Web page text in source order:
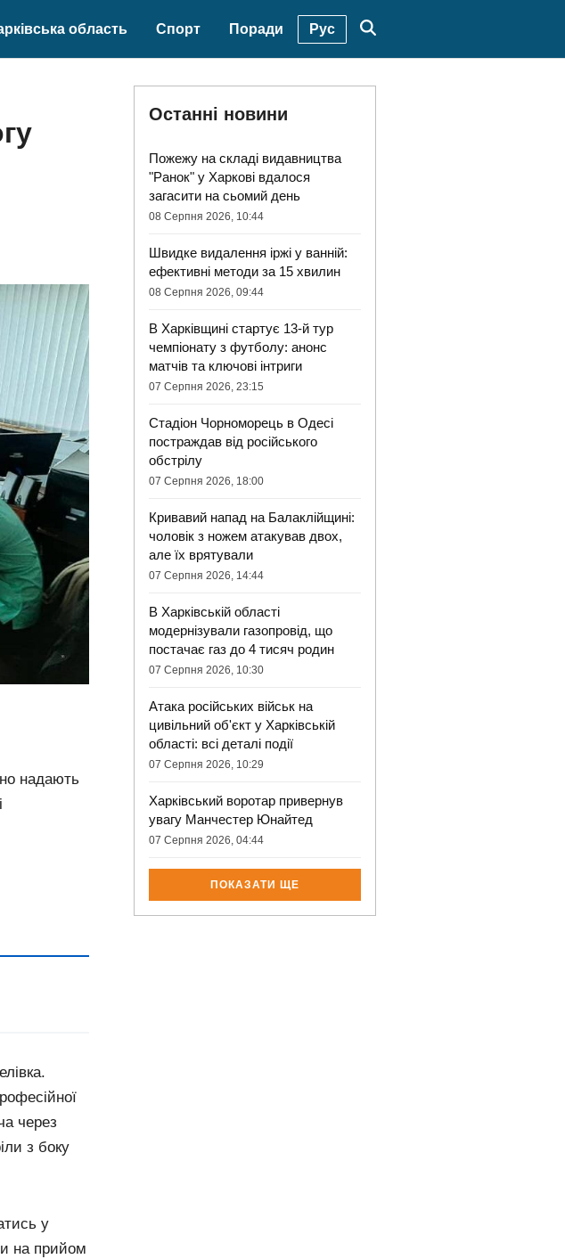
область Спорт Поради Рус
надають
через
з боку
у
на прийом
Останні новини
Пожежу на складі видавництва
"Ранок" у Харкові вдалося
загасити на сьомий день
08 Серпня 2026, 10:44
Швидке видалення іржі у ванній:
ефективні методи за 15 хвилин
08 Серпня 2026, 09:44
В Харківщині стартує 13-й тур
чемпіонату з футболу: анонс
матчів та ключові інтриги
07 Серпня 2026, 23:15
Стадіон Чорноморець в Одесі
постраждав від російського
обстрілу
07 Серпня 2026, 18:00
Кривавий напад на Балаклійщині:
чоловік з ножем атакував двох,
але їх врятували
07 Серпня 2026, 14:44
В Харківській області
модернізували газопровід, що
постачає газ до 4 тисяч родин
07 Серпня 2026, 10:30
Атака російських військ на
цивільний об'єкт у Харківській
області: всі деталі події
07 Серпня 2026, 10:29
Харківський воротар привернув
увагу Манчестер Юнайтед
07 Серпня 2026, 04:44
ПОКАЗАТИ ЩЕ